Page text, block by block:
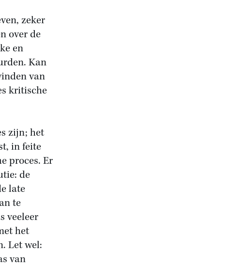
zeker
over de
en
Kan
van
kritische
zijn; het
in feite
proces. Er
de
late
te
veeleer
het
Let wel:
van